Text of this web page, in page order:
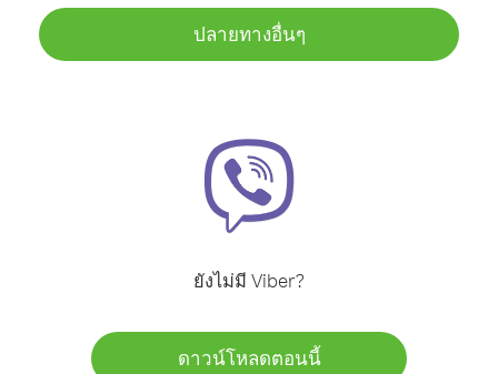
ปลายทางอื่นๆ
ยังไม่มี Viber?
ดาวน์โหลดตอนนี้